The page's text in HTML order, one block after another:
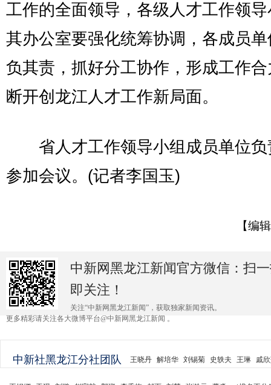
工作的全面领导，各级人才工作领
其办公室要强化统筹协调，各成员
负其责，抓好分工协作，形成工作
断开创龙江人才工作新局面。
省人才工作领导小组成员单位负
参加会议。(记者李国玉)
【编
中新网黑龙江新闻官方微信：扫
即关注！
关注“中新网黑龙江新闻”，获取独家新闻资讯。
更多精彩请关注各大微博平台@中新网黑龙江新闻 。
中新社黑龙江分社团队 王晓丹 解培华 刘锡菊 史轶夫 王琳 戚